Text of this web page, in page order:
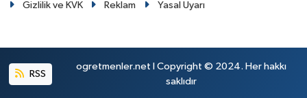
Gizlilik ve KVK
Reklam Yasal Uyarı
RSS
ogretmenler.net I Copyright © 2024. Her hakkı
saklıdır